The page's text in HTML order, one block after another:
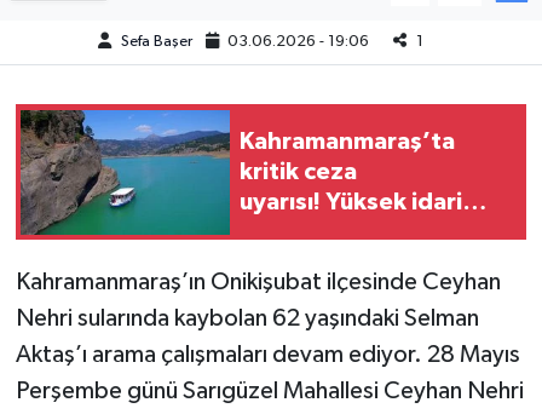
Sefa Başer 03.06.2026 - 19:06 1
Kahramanmaraş’ta
kritik ceza
uyarısı! Yüksek idari
dikkat
Kahramanmaraş’ın Onikişubat ilçesinde Ceyhan
Nehri sularında kaybolan 62 yaşındaki Selman
Aktaş’ı arama çalışmaları devam ediyor. 28 Mayıs
Perşembe günü Sarıgüzel Mahallesi Ceyhan Nehri
Spor
SürManşet
Teknoloji
Yaşam
KAHRAMANMARAŞ